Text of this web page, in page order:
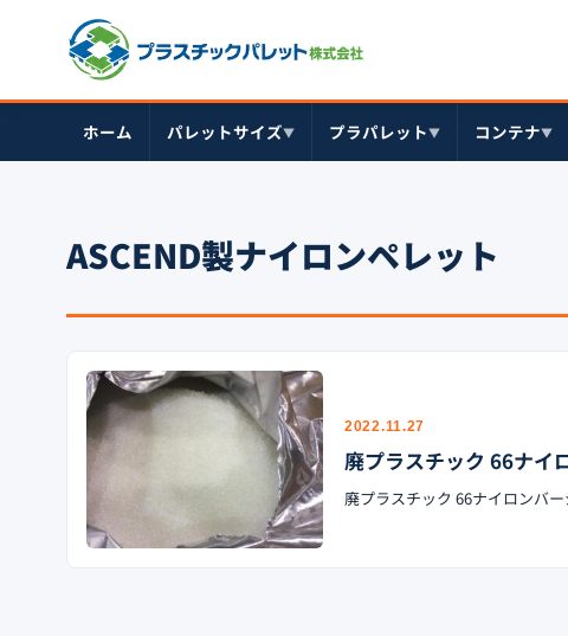
ホーム パレットサイズ▼ プラパレット▼ コンテナ▼
ASCEND製ナイロンペレット
2022.11.27
廃プラスチック 66ナイ
廃プラスチック 66ナイロンバ